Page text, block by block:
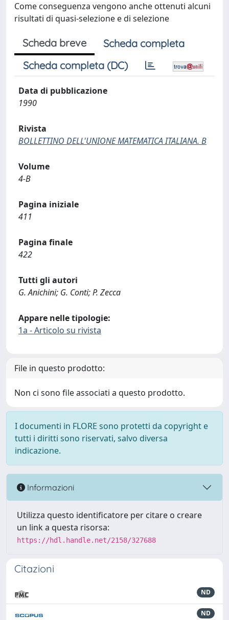
Come conseguenza vengono anche ottenuti alcuni
risultati di quasi-selezione e di selezione
Scheda breve
Scheda completa
Scheda completa (DC)
Data di pubblicazione
1990
Rivista
BOLLETTINO DELL'UNIONE MATEMATICA ITALIANA. B
Volume
4-B
Pagina iniziale
411
Pagina finale
422
Tutti gli autori
G. Anichini; G. Conti; P. Zecca
Appare nelle tipologie:
1a - Articolo su rivista
File in questo prodotto:
Non ci sono file associati a questo prodotto.
I documenti in FLORE sono protetti da copyright e
tutti i diritti sono riservati, salvo diversa
indicazione.
Informazioni
Utilizza questo identificatore per citare o creare
un link a questa risorsa:
https://hdl.handle.net/2158/327688
Citazioni
ND
ND